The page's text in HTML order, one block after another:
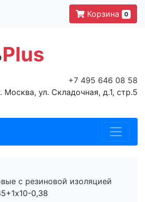
Корзина 0
Plus
+7 495 646 08 58
Москва, ул. Складочная, д.1, стр.5
с резиновой изоляцией
0,38